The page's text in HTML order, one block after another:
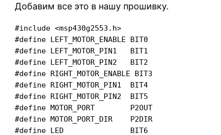
Добавим все это в нашу прошивку.
#include <msp430g2553.h>
#define LEFT_MOTOR_ENABLE BIT0
#define LEFT_MOTOR_PIN1   BIT1
#define LEFT_MOTOR_PIN2   BIT2
#define RIGHT_MOTOR_ENABLE BIT3
#define RIGHT_MOTOR_PIN1  BIT4
#define RIGHT_MOTOR_PIN2  BIT5
#define MOTOR_PORT        P2OUT
#define MOTOR_PORT_DIR    P2DIR
#define LED               BIT6